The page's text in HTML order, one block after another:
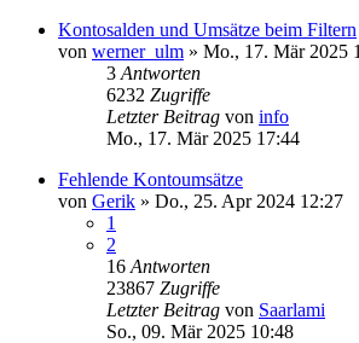
Kontosalden und Umsätze beim Filtern
von werner_ulm » Mo., 17. Mär 2025
3 Antworten
6232 Zugriffe
Letzter Beitrag von info
Mo., 17. Mär 2025 17:44
Fehlende Kontoumsätze
von Gerik » Do., 25. Apr 2024 12:27
1
2
16 Antworten
23867 Zugriffe
Letzter Beitrag von Saarlami
So., 09. Mär 2025 10:48